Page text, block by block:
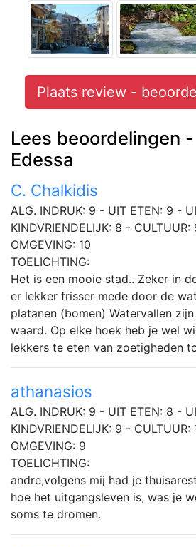
Plaats review -
Lees beoordelingen
Edessa
C. Chalkidis
ALG. INDRUK: 9 - UIT ETEN: 9 -
KINDVRIENDELIJK: 8 -
OMGEVING: 10
TOELICHTING:
Het is een mooie stad.. Zeker in
er lekker frisser mede door de
platanen (bomen) Watervallen
waard. Op elke hoek heb je wel
lekkers te eten van zoetigheden
athanasios
ALG. INDRUK: 9 - UIT ETEN: 8 -
KINDVRIENDELIJK: 9 -
OMGEVING: 9
TOELICHTING:
andre,volgens mij had je
hoe het uitgangsleven is, was je
soms te dromen.